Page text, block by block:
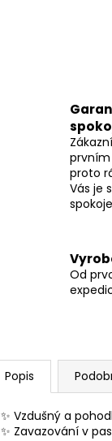
proto
Vás je
Od
Popis
✨ Vzdušný a
✨ Zavazování v